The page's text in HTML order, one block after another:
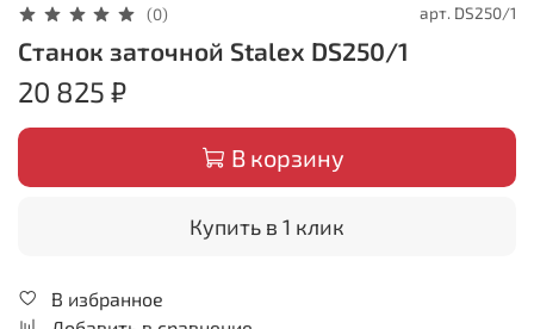
(0) арт. DS250/1
Станок заточной Stalex DS250/1
20 825 ₽
В корзину
Купить в 1 клик
В избранное